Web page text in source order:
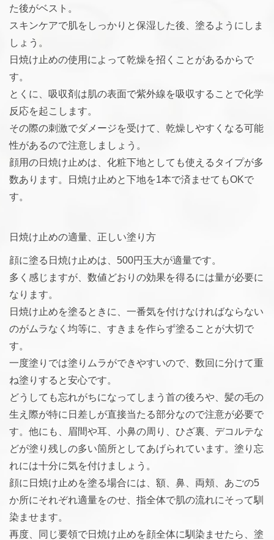
た後がベスト。
スキンケアで肌をしっかりと保湿した後、塗るようにしま
しょう。
日焼け止めの使用によって乾燥を招くことがあるからで
す。
とくに、吸収剤は肌の表面で紫外線を吸収することで化学
反応を起こします。
その際の刺激でダメージを受けて、乾燥しやすくなる可能
性があるので注意しましょう。
顔用の日焼け止めは、化粧下地としても使えるタイプが多
数あります。日焼け止めと下地を1本で済ませてもOKで
す。
日焼け止めの適量、正しい塗り方
顔に塗る日焼け止めは、500円玉大が適量です。
多く感じますが、数値どおりの効果を得るには量が必要に
なります。
日焼け止めを塗るときに、一番気を付けなければならない
のがムラなく均等に、すきまを作らず塗ることが大切で
す。
一度塗りでは塗りムラができやすいので、数回に分けて重
ね塗りすると安心です。
どうしても忘れがちになってしまう首の後ろや、髪の毛の
生え際が特に日差しが直接当たる部分なので注意が必要で
す。他にも、眉間や耳、小鼻の周り、ひざ裏、デコルテな
どが塗り残しの多い箇所としてあげられています。塗り忘
れには十分に気を付けましょう。
顔に日焼け止めを塗る場合には、額、鼻、両頬、あごの5
か所にそれぞれ適量をのせ、指全体で肌の流れにそって馴
染ませます。
再度、同じ要領で日焼け止めを顔全体に馴染ませたら、塗